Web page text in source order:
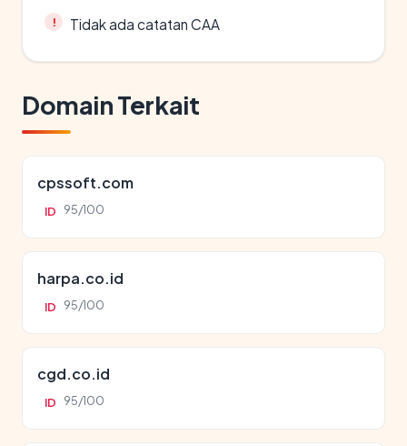
Tidak ada catatan CAA
Domain Terkait
cpssoft.com
ID 95/100
harpa.co.id
ID 95/100
cgd.co.id
ID 95/100